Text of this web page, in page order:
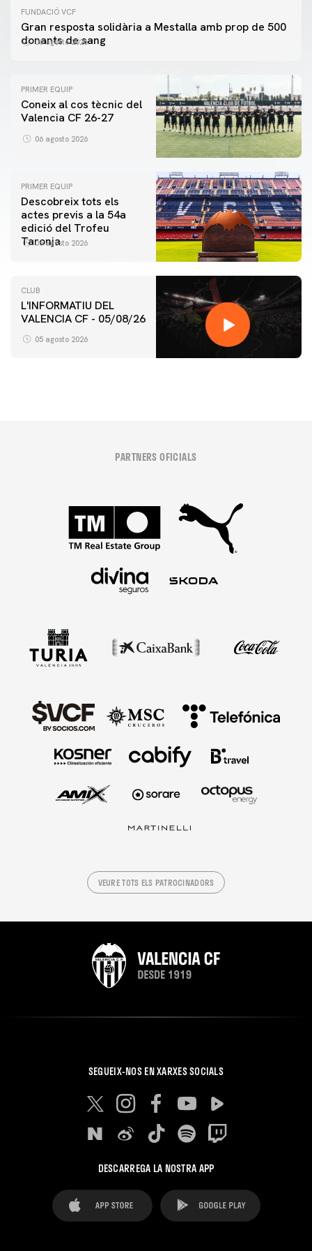
FUNDACIÓ VCF
Gran resposta solidària a Mestalla amb prop de 500
donants de sang
06 agosto 2026
PRIMER EQUIP
Coneix al cos tècnic del
Valencia CF 26-27
06 agosto 2026
PRIMER EQUIP
Descobreix tots els
actes previs a la 54a
edició del Trofeu
Taronja
06 agosto 2026
CLUB
L'INFORMATIU DEL
VALENCIA CF - 05/08/26
05 agosto 2026
PARTNERS OFICIALS
VEURE TOTS ELS PATROCINADORS
SEGUEIX-NOS EN XARXES SOCIALS
DESCARREGA LA NOSTRA APP